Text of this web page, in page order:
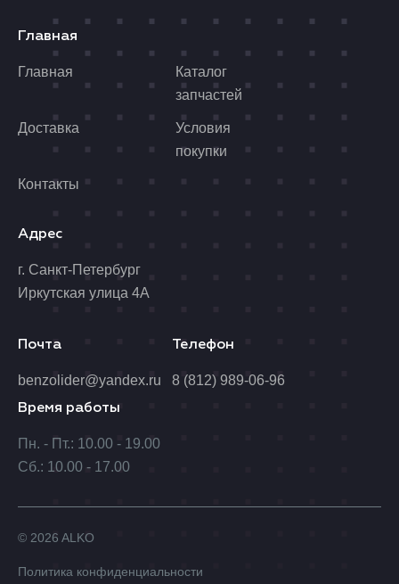
Главная
Главная
Каталог
запчастей
Доставка
Условия
покупки
Контакты
Адрес
г. Санкт-Петербург
Иркутская улица 4А
Время работы
Пн. - Пт.: 10.00 - 19.00
Сб.: 10.00 - 17.00
Почта
benzolider@yandex.ru
Телефон
8 (812) 989-06-96
© 2026 ALKO
Политика конфиденциальности